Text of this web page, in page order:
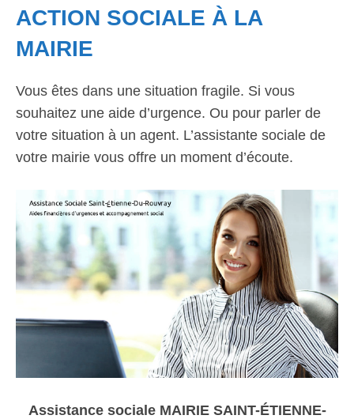
ACTION SOCIALE À LA
MAIRIE
Vous êtes dans une situation fragile. Si vous
souhaitez une aide d’urgence. Ou pour parler de
votre situation à un agent. L’assistante sociale de
votre mairie vous offre un moment d’écoute.
Assistance sociale MAIRIE SAINT-ÉTIENNE-